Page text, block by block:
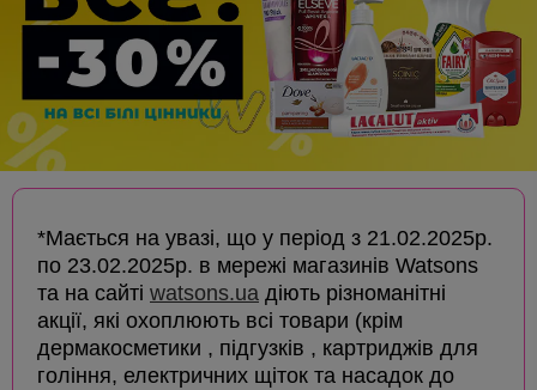
*Мається на увазі, що у період з 21.02.2025р.
по 23.02.2025р. в мережі магазинів Watsons
та на сайті watsons.ua діють різноманітні
акції, які охоплюють всі товари (крім
дермакосметики , підгузків , картриджів для
гоління, електричних щіток та насадок до